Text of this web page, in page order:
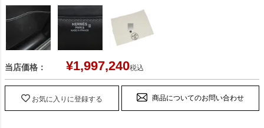
当店価格： ¥1,997,240税込
お気に入りに登録する 商品についてのお問い合わせ